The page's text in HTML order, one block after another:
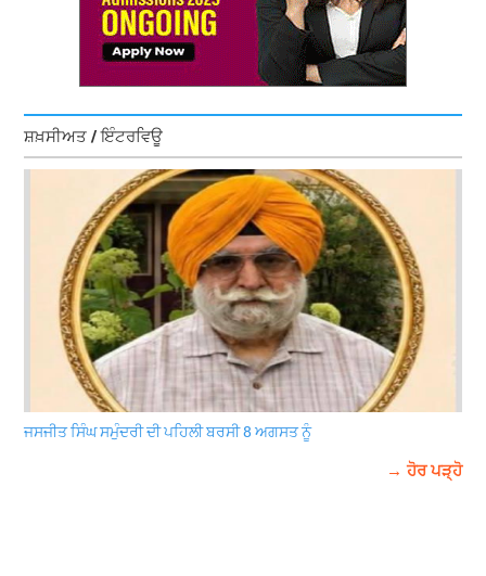
ਸ਼ਖ਼ਸੀਅਤ / ਇੰਟਰਵਿਊ
ਜਸਜੀਤ ਸਿੰਘ ਸਮੁੰਦਰੀ ਦੀ ਪਹਿਲੀ ਬਰਸੀ 8 ਅਗਸਤ ਨੂੰ
→ ਹੋਰ ਪੜ੍ਹੋ